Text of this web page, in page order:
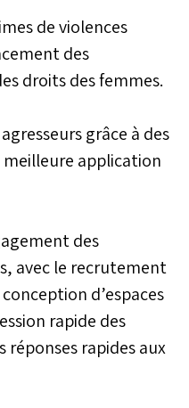
de violences
des
droits des femmes.
grâce à des
meilleure application
des
avec le recrutement
d’espaces
rapide des
réponses rapides aux